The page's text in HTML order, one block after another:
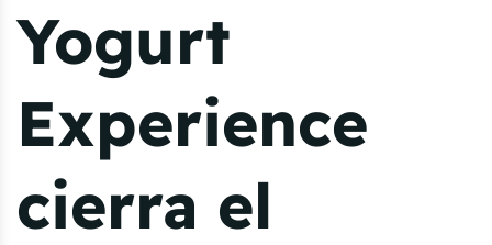
Yogurt
Experience
cierra el